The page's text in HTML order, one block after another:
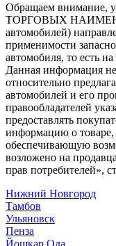
Обращаем
ТОРГОВЫХ
автомобилей)
применимости
автомобиля, то есть
Данная информация
относительно
автомобилей и его
правообладателей
предоставлять
информацию о товаре,
обеспечивающую
возложено на
прав потребителей»,
Нижний Новгород
Тамбов
Ульяновск
Пенза
Йошкар Ола